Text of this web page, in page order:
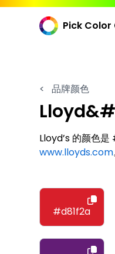
Pick Color
< 品牌颜色
Lloyd’s 的颜色
www.lloyds.com
#d81f2a